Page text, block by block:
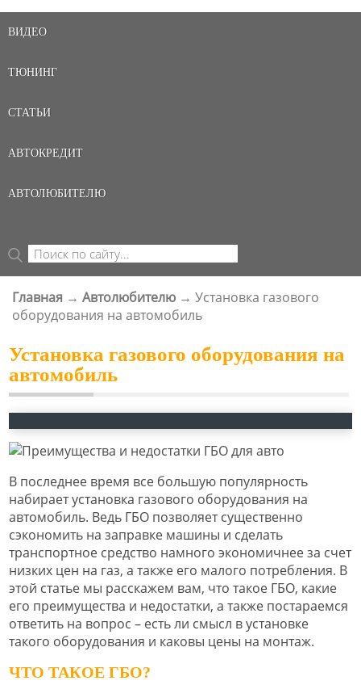
ВИДЕО
ТЮНИНГ
СТАТЬИ
АВТОКРЕДИТ
АВТОЛЮБИТЕЛЮ
ФОРМА ПОИСКА
Поиск
ВЫ ЗДЕСЬ
Главная → Автолюбителю → Установка газового
оборудования на автомобиль
Установка газового оборудования на
автомобиль
В последнее время все большую популярность
набирает установка газового оборудования на
автомобиль. Ведь ГБО позволяет существенно
сэкономить на заправке машины и сделать
транспортное средство намного экономичнее за счет
низких цен на газ, а также его малого потребления. В
этой статье мы расскажем вам, что такое ГБО, какие
его преимущества и недостатки, а также постараемся
ответить на вопрос – есть ли смысл в установке
такого оборудования и каковы цены на монтаж.
ЧТО ТАКОЕ ГБО?